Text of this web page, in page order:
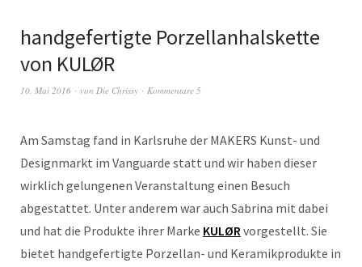
handgefertigte Porzellanhalskette
von KULØR
10. Mai 2016 von Die Chrissy Kommentare 5
Am Samstag fand in Karlsruhe der MAKERS Kunst- und
Designmarkt im Vanguarde statt und wir haben dieser
wirklich gelungenen Veranstaltung einen Besuch
abgestattet. Unter anderem war auch Sabrina mit dabei
und hat die Produkte ihrer Marke KULØRvorgestellt. Sie
bietet handgefertigte Porzellan- und Keramikprodukte in